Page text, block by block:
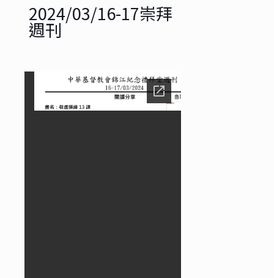
2024/03/16-17崇拜
週刊